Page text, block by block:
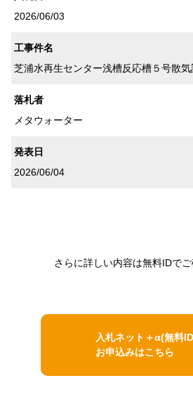
2026/06/03
工事件名
芝浦水再生センター浅槽反応槽５号散
落札者
メタウォーター
発表日
2026/06/04
さらに詳しい内容は無料IDでご
入札ネット＋α(無料
お申込みはこちら